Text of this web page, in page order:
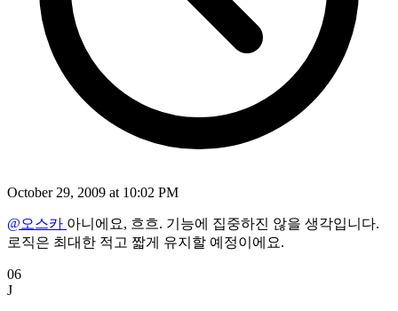
October 29, 2009 at 10:02 PM
@오스카 아니에요, 흐흐. 기능에 집중하진 않을 생각입니다.
로직은 최대한 적고 짧게 유지할 예정이에요.
06
J